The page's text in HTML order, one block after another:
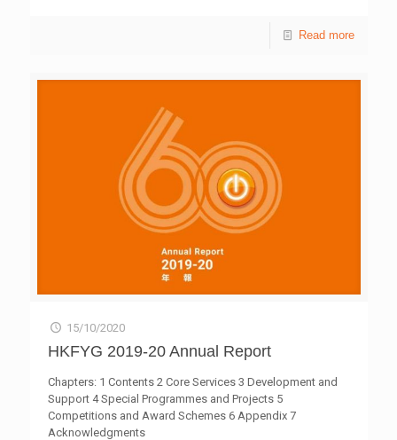
握本港的毒品問題。她建議持續更新數據庫，有助政府相關
懂得辨別資訊真偽。是次分析發現，社交媒體充斥著很多毒
品的錯誤信息和誤導資訊，稍有不慎便會墮入陷阱。李少翠
建議加強社交媒體用戶對毒品的危機意識，特別是針對大
麻、啟靈藥（LSD）等近期網上最多人討論的毒品，讓他們
具備理性分析和篩選資訊的能力，拆解毒品迷思。 她亦建
議社工、老師及家長多留意和關心青少年使用社交媒體平台
的習慣，如會否在社交媒體分享或討論毒品問題、追蹤高危
用戶和具危機的資訊，同時認識毒品相關的隱語及關鍵詞，
下地區外展社會工作隊、深宵青年服務和青年支援服務，就
邊緣及犯罪青少年經常面對的三大問題，包括「犯罪違
規」、「性危機」及「吸毒」，提供預防教育、危機介入與
「青法網」和「違法防治熱線8100 9669」，為公眾提供青
少年犯罪違規的資訊和求助方法。青協於上環永利街亦為有
需要的青少年提供短期住宿服務。 如想知道更多戒毒服務的
資訊，可透過以下途徑聯絡青協「青法網」社工。 違法防治
熱線： 8100 9669 網上諮詢： youthlaw@hkfyg.org.hk手機
程式（App） ： 於App Store及Google Play搜尋「青法網」
傳媒查詢： 香港青年協會傳訊幹事何詠筠女士 電話：
「專業」及「創新」三大策略支柱，重點推動青年建立全健
的王䓪鳴博士，致以由衷敬意和感謝。何永昌亦介紹該會剛
出版的六十周年專書《一起，我們走更遠》，勾劃青協人所
具備的特質，並詳細記錄了10多位青年及曾與他們結伴同行
的青協同事，在成長中不同階段引發的細膩感人經歷。 青
協亦公布該會創新獎之得獎項目，以鼓勵和嘉許青年工作者
發揮創意，為青年服務進行創新實踐。冠軍為「世界青年科
學及科技碗」，亞軍為「好義配．好義補」網上學習平台。
「世界青年科學及科技碗」由青協創意教育組創辦，創新
科技署為支持機構。比賽旨在為學生提供一個國際舞台，向
大眾展示科學研究或發明品，並從中獲得互相交流機會，提
高青少年對科學與科技的興趣，啟發他們的科技潛能，以創
新思維協力解決社會問題。 「好義配．好義補」網上學習
即時免費線上學習支援。平台由逾220位企業、大專及高中
義務導師輪流當值，至今為同學解答超過2,500條學術問
題。近期加入Facebook Messenger及LINE問功課服務，方
便學生發問。 青協會員人數現已超過45萬，每年使用該會
服務的人次超過600萬，另有逾23萬義工登記加入青年義工
網絡。 香港青年協會2019-20年報
Read more
15/10/2020
HKFYG 2019-20 Annual Report
Chapters: 1 Contents 2 Core Services 3 Development and
Support 4 Special Programmes and Projects 5
Competitions and Award Schemes 6 Appendix 7
Acknowledgments